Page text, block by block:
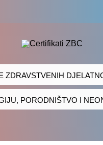
ZDRAVSTVENIH
PORODNIŠTVO I